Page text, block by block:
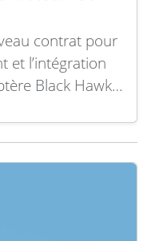
contrat pour
et l’intégration
Black Hawk.
accroître la